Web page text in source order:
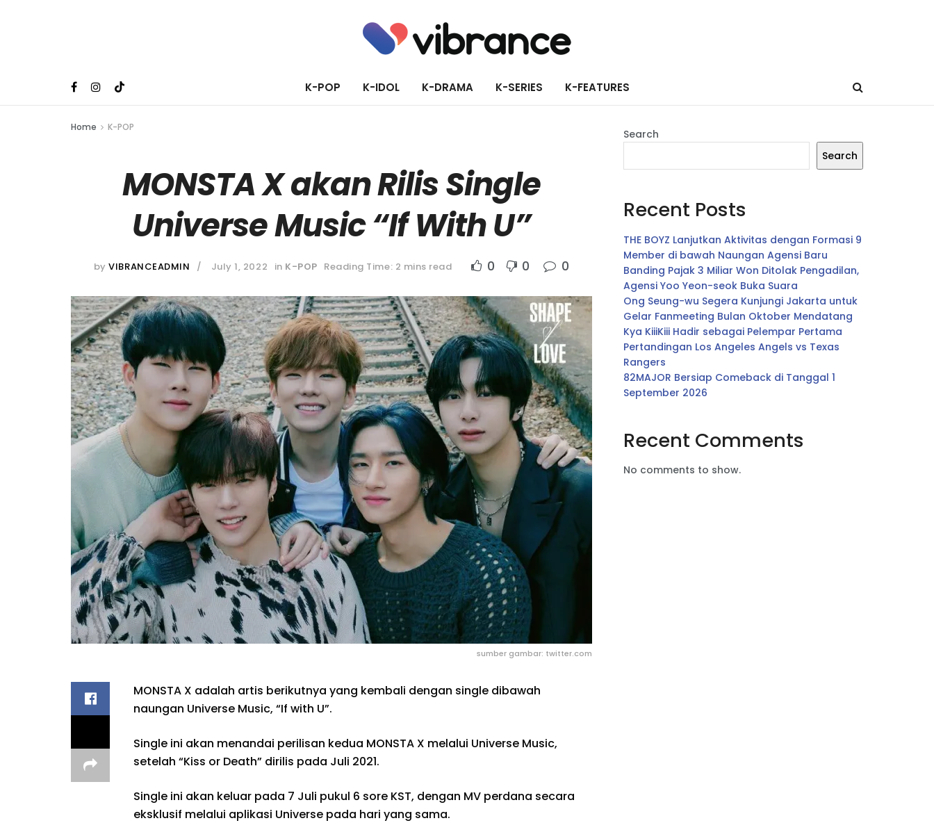
K-POP K-IDOL K-DRAMA K-SERIES K-FEATURES
Home K-POP
MONSTA X akan Rilis Single
Universe Music “If With U”
by VIBRANCEADMIN July 1, 2022 in K-POP Reading Time: 2 mins read 0 0 0
sumber gambar: twitter.com
MONSTA X adalah artis berikutnya yang kembali dengan single dibawah
naungan Universe Music, “If with U”.
Single ini akan menandai perilisan kedua MONSTA X melalui Universe Music,
setelah “Kiss or Death” dirilis pada Juli 2021.
Single ini akan keluar pada 7 Juli pukul 6 sore KST, dengan MV perdana secara
eksklusif melalui aplikasi Universe pada hari yang sama.
Search
Search
Recent Posts
THE BOYZ Lanjutkan Aktivitas dengan Formasi 9
Member di bawah Naungan Agensi Baru
Banding Pajak 3 Miliar Won Ditolak Pengadilan,
Agensi Yoo Yeon-seok Buka Suara
Ong Seung-wu Segera Kunjungi Jakarta untuk
Gelar Fanmeeting Bulan Oktober Mendatang
Kya KiiiKiii Hadir sebagai Pelempar Pertama
Pertandingan Los Angeles Angels vs Texas
Rangers
82MAJOR Bersiap Comeback di Tanggal 1
September 2026
Recent Comments
No comments to show.